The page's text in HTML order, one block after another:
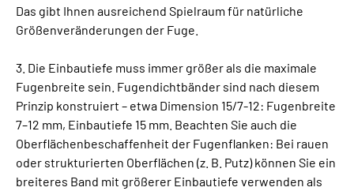
Das gibt Ihnen ausreichend Spielraum für natürliche
Größenveränderungen der Fuge.
3. Die Einbautiefe muss immer größer als die maximale
Fugenbreite sein. Fugendichtbänder sind nach diesem
Prinzip konstruiert – etwa Dimension 15/7-12: Fugenbreite
7–12 mm, Einbautiefe 15 mm. Beachten Sie auch die
Oberflächenbeschaffenheit der Fugenflanken: Bei rauen
oder strukturierten Oberflächen (z. B. Putz) können Sie ein
breiteres Band mit größerer Einbautiefe verwenden als